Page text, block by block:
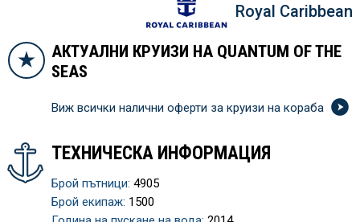
Royal Caribbean
АКТУАЛНИ КРУИЗИ НА QUANTUM OF THE
SEAS
Виж всички налични оферти за круизи на кораба
ТЕХНИЧЕСКА ИНФОРМАЦИЯ
Брой пътници: 4905
Брой екипаж: 1500